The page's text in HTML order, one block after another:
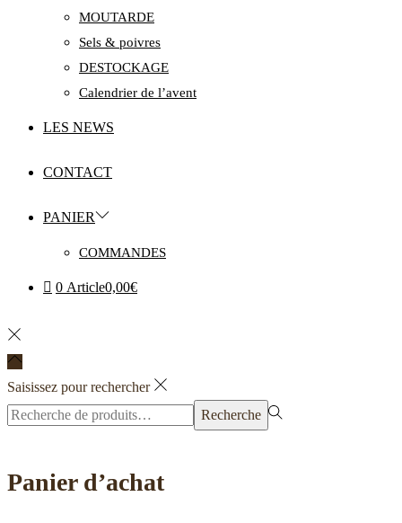
MOUTARDE
Sels & poivres
DESTOCKAGE
Calendrier de l’avent
LES NEWS
CONTACT
PANIER
COMMANDES
0 Article0,00€
Saisissez pour rechercher
Rechercher
Recherche
Panier d’achat